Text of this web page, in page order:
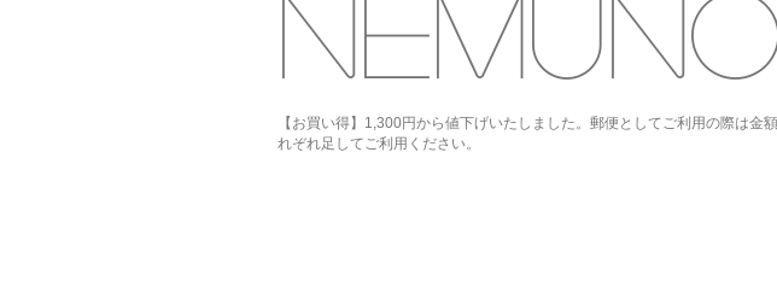
【お買い得】1,300円から値下げいたしました。郵便としてご利用の際は金
れぞれ足してご利用ください。